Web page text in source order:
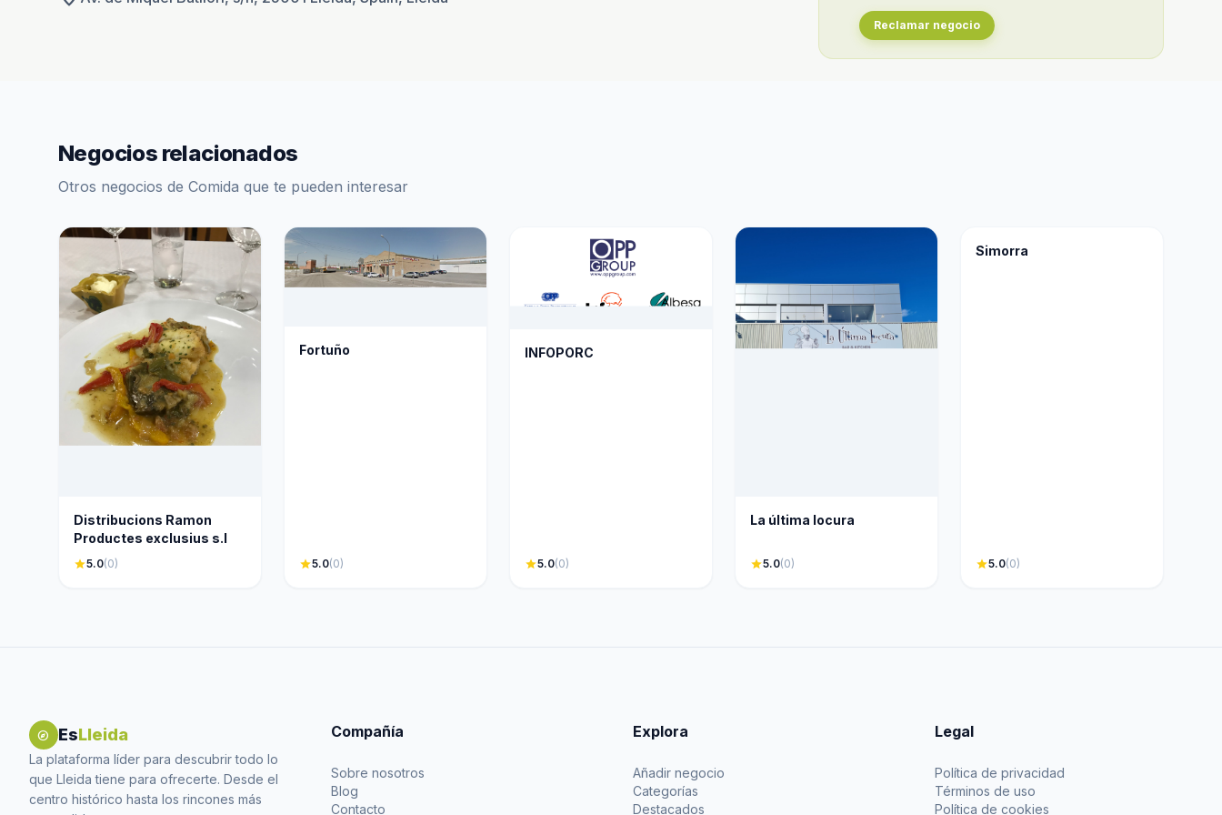
Reclamar negocio
Negocios relacionados
Otros negocios de Comida que te pueden interesar
Distribucions Ramon
Productes exclusius s.l
star5.0(0)
Fortuño
star5.0(0)
INFOPORC
star5.0(0)
La última locura
star5.0(0)
Simorra
star5.0(0)
explore EsLleida
La plataforma líder para descubrir todo lo
que Lleida tiene para ofrecerte. Desde el
centro histórico hasta los rincones más
Compañía
Sobre nosotros
Blog
Contacto
Explora
Añadir negocio
Categorías
Destacados
Legal
Política de privacidad
Términos de uso
Política de cookies